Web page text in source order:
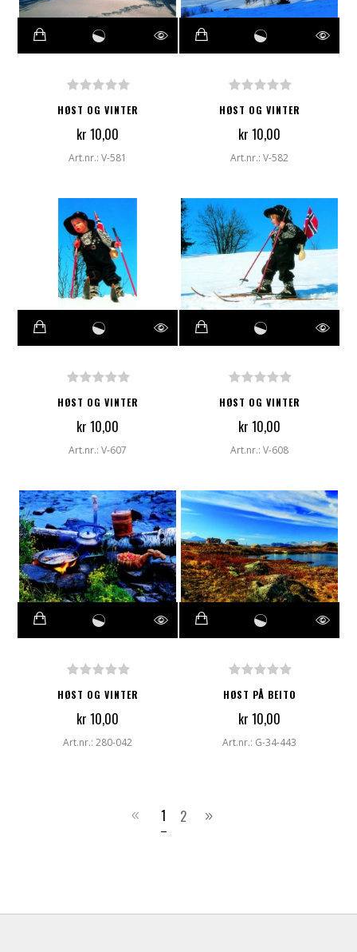
HØST OG VINTER
kr 10,00
Art.nr.: V-581
HØST OG VINTER
kr 10,00
Art.nr.: V-582
HØST OG VINTER
kr 10,00
Art.nr.: V-607
HØST OG VINTER
kr 10,00
Art.nr.: V-608
HØST OG VINTER
kr 10,00
Art.nr.: 280-042
HØST PÅ BEITO
kr 10,00
Art.nr.: G-34-443
1 2